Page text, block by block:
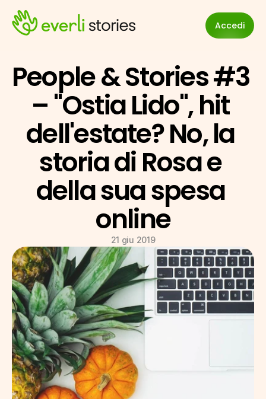
Accedi
People & Stories #3
– "Ostia Lido", hit
dell'estate? No, la
storia di Rosa e
della sua spesa
online
21 giu 2019